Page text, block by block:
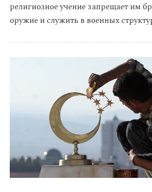
религиозное учение запрещает им
оружие и служить в военных